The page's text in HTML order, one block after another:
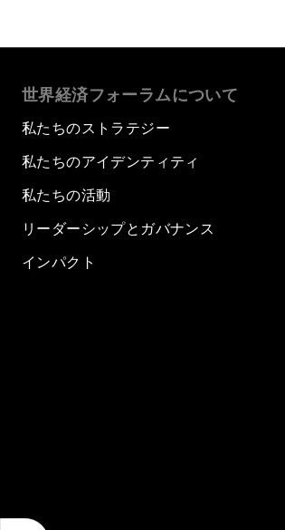
世界経済フォーラムについて
私たちのストラテジー
私たちのアイデンティティ
私たちの活動
リーダーシップとガバナンス
インパクト